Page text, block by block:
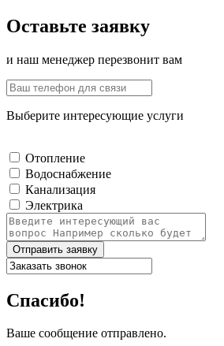
Оставьте заявку
и наш менеджер перезвонит вам
Выберите интересующие услуги
Отопление
Водоснабжение
Канализация
Электрика
Отправить заявку
Спасибо!
Ваше сообщение отправлено.